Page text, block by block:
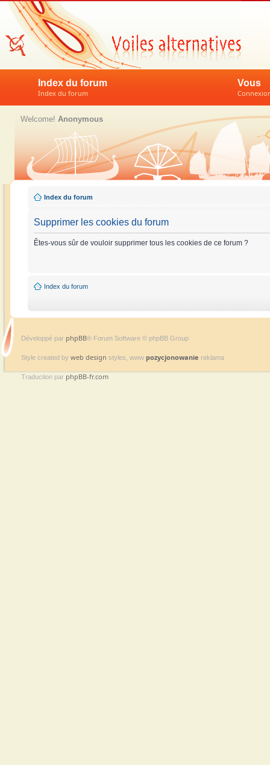
Index du forum
Index du forum
Vous
Welcome! Anonymous
Index du forum
Supprimer les cookies du forum
Êtes-vous sûr de vouloir supprimer tous les cookies de ce forum ?
Index du forum
Développé par phpBB® Forum Software © phpBB Group
Style created by web design styles, www pozycjonowanie reklama
Traduction par phpBB-fr.com